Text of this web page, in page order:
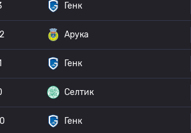
Генк
Арука
Генк
Селтик
Генк